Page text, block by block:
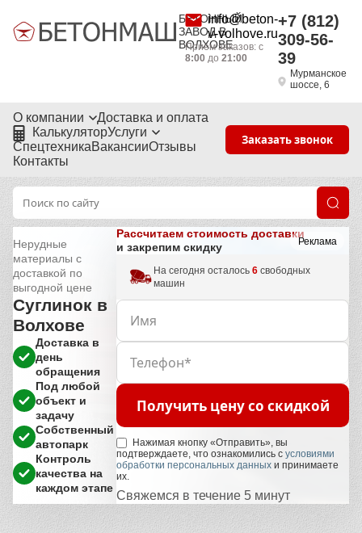
БЕТОННЫЙ
ЗАВОД В
ВОЛХОВЕ
info@beton-
v-volhove.ru
Приём заказов: с
8:00до 21:00
+7 (812)
309-56-
39
Мурманское
шоссе, 6
О компании
Доставка и оплата
КалькуляторУслуги
СпецтехникаВакансииОтзывы
Контакты
Заказать звонок
Реклама
Нерудные
материалы с
доставкой по
выгодной цене
Суглинок в
Волхове
Доставка в
день
обращения
Под любой
объект и
задачу
Собственный
автопарк
Контроль
качества на
каждом этапе
Рассчитаем стоимость доставки
и закрепим скидку
На сегодня осталось6 свободных
машин
Получить цену со скидкой
Нажимая кнопку «Отправить», вы
подтверждаете, что ознакомились сусловиями
обработки персональных данных и принимаете
их.
Свяжемся в течение 5 минут